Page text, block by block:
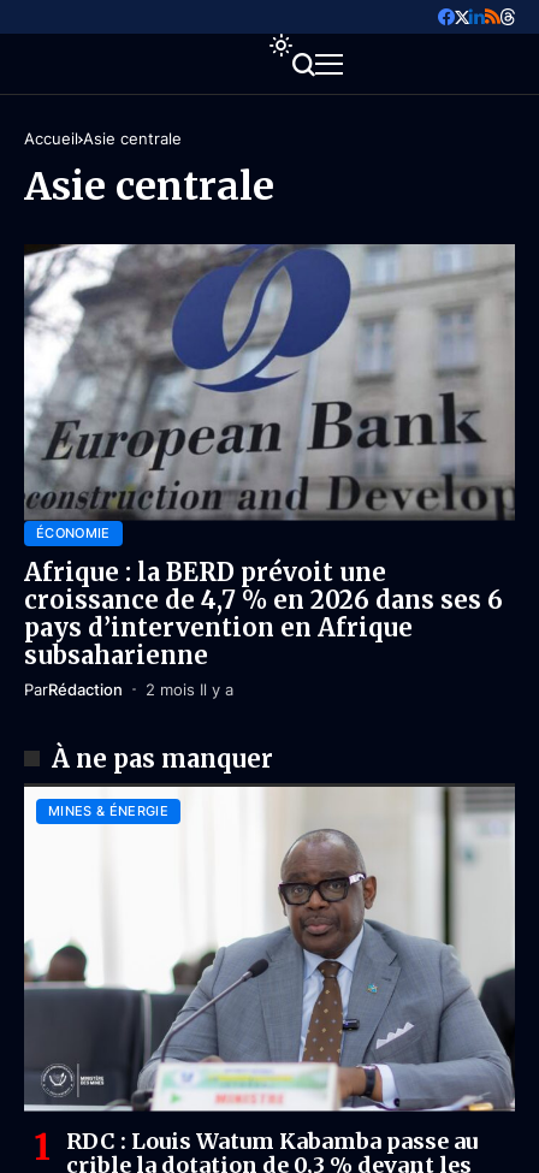
Accueil Asie centrale
Asie centrale
ÉCONOMIE
Afrique : la BERD prévoit une
croissance de 4,7 % en 2026 dans ses 6
pays d’intervention en Afrique
subsaharienne
ParRédaction 2 mois Il y a
À ne pas manquer
MINES & ÉNERGIE
RDC : Louis Watum Kabamba passe au
crible la dotation de 0,3 % devant les